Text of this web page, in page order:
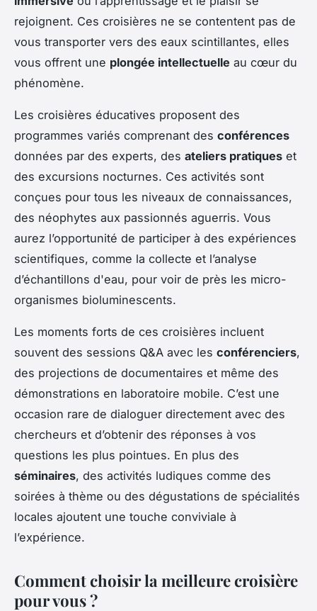
rejoignent. Ces croisières ne se contentent pas de
vous transporter vers des eaux scintillantes, elles
vous offrent une plongée intellectuelle au cœur du
phénomène.
Les croisières éducatives proposent des
programmes variés comprenant des conférences
données par des experts, des ateliers pratiques et
des excursions nocturnes. Ces activités sont
conçues pour tous les niveaux de connaissances,
des néophytes aux passionnés aguerris. Vous
aurez l’opportunité de participer à des expériences
scientifiques, comme la collecte et l’analyse
d’échantillons d'eau, pour voir de près les micro-
organismes bioluminescents.
Les moments forts de ces croisières incluent
souvent des sessions Q&A avec les conférenciers,
des projections de documentaires et même des
démonstrations en laboratoire mobile. C’est une
occasion rare de dialoguer directement avec des
chercheurs et d’obtenir des réponses à vos
questions les plus pointues. En plus des
séminaires, des activités ludiques comme des
soirées à thème ou des dégustations de spécialités
locales ajoutent une touche conviviale à
l’expérience.
Comment choisir la meilleure croisière
pour vous ?